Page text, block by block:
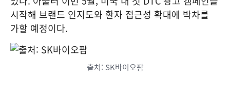
시작해 브랜드 인지도와 환자 접근성 확대에 박차를
가할 예정이다.
출처: SK바이오팜